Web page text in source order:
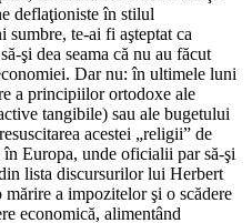
deflaţioniste în stilul
sumbre, te-ai fi aşteptat ca
şi dea seama că nu au făcut
Dar nu: în ultimele luni
a principiilor ortodoxe ale
tangibile) sau ale bugetului
acestei „religii” de
în Europa, unde oficialii par să-şi
lista discursurilor lui Herbert
a impozitelor şi o scădere
economică, alimentând